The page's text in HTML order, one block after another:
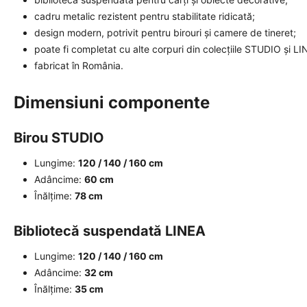
cadru metalic rezistent pentru stabilitate ridicată;
design modern, potrivit pentru birouri și camere de tineret;
poate fi completat cu alte corpuri din colecțiile STUDIO și
fabricat în România.
Dimensiuni componente
Birou STUDIO
Lungime: 120 / 140 / 160 cm
Adâncime: 60 cm
Înălțime: 78 cm
Bibliotecă suspendată LINEA
Lungime: 120 / 140 / 160 cm
Adâncime: 32 cm
Înălțime: 35 cm